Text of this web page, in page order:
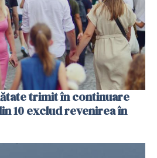
trimit în continuare
10 exclud revenirea în